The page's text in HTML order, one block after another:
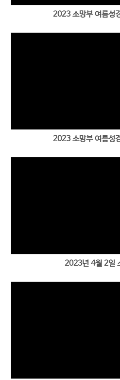
2023 소망부 여름성
2023 소망부 여름성
2023년 4월 2일